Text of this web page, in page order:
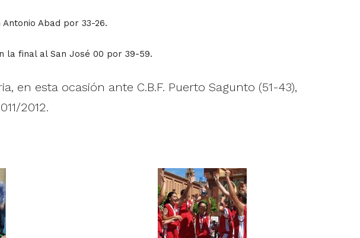
Abad por 33-26.
la final al San José 00 por 39-59.
en esta ocasión ante C.B.F. Puerto Sagunto (51-43),
2012.